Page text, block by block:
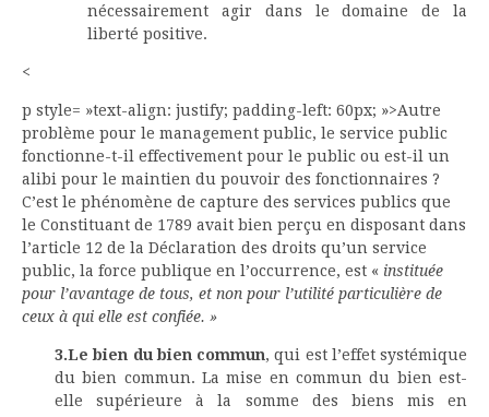
nécessairement agir dans le domaine de la
liberté positive.
<
p style= »text-align: justify; padding-left: 60px; »>Autre
problème pour le management public, le service public
fonctionne-t-il effectivement pour le public ou est-il un
alibi pour le maintien du pouvoir des fonctionnaires ?
C’est le phénomène de capture des services publics que
le Constituant de 1789 avait bien perçu en disposant dans
l’article 12 de la Déclaration des droits qu’un service
public, la force publique en l’occurrence, est « instituée
pour l’avantage de tous, et non pour l’utilité particulière de
ceux à qui elle est confiée. »
3.Le bien du bien commun, qui est l’effet systémique
du bien commun. La mise en commun du bien est-
elle supérieure à la somme des biens mis en